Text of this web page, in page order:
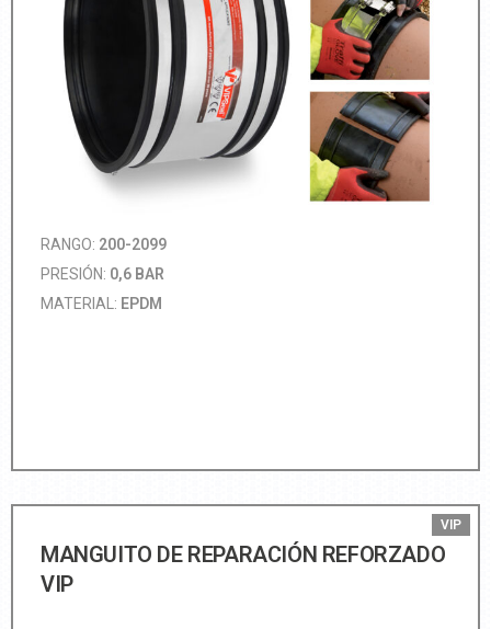
RANGO: 200-2099
PRESIÓN: 0,6 BAR
MATERIAL: EPDM
MANGUITO DE REPARACIÓN REFORZADO
VIP
VIP